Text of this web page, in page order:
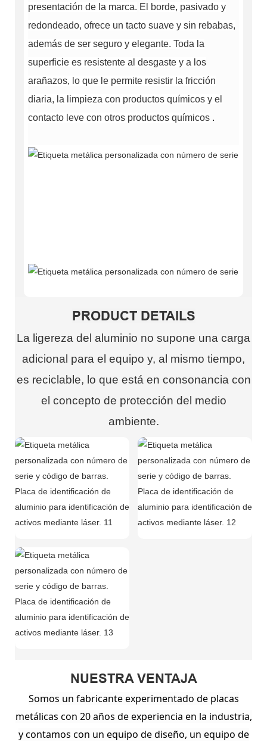
presentación de la marca. El borde, pasivado y
redondeado, ofrece un tacto suave y sin rebabas,
además de ser seguro y elegante. Toda la
superficie es resistente al desgaste y a los
arañazos, lo que le permite resistir la fricción
diaria, la limpieza con productos químicos y el
contacto leve con otros productos químicos .
PRODUCT DETAILS
La ligereza del aluminio no supone una carga
adicional para el equipo y, al mismo tiempo,
es reciclable, lo que está en consonancia con
el concepto de protección del medio
ambiente.
NUESTRA VENTAJA
Somos un fabricante experimentado de placas
metálicas con 20 años de experiencia en la industria,
y contamos con un equipo de diseño, un equipo de